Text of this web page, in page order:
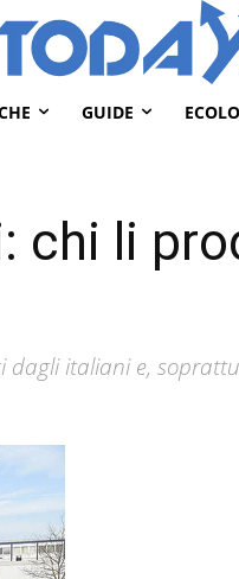
GUIDE
chi li
dagli italiani e,